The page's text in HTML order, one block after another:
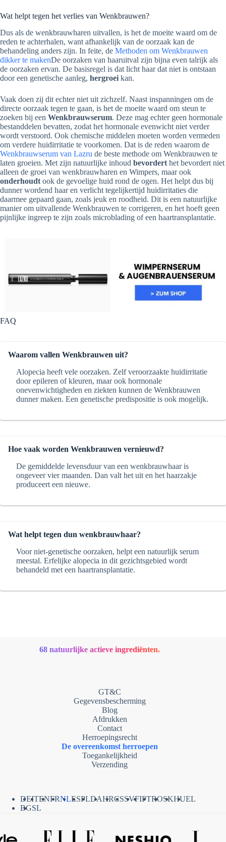
Wat helpt tegen het verlies van Wenkbrauwen?
Dus als de wenkbrauwharen uitvallen, is het de moeite waard om de
reden te achterhalen, want afhankelijk van de oorzaak kan de
behandeling anders zijn. In feite, de Methoden om Wenkbrauwen
dikker te makenDe oorzaken van haaruitval zijn bijna even talrijk als
de oorzaken ervan. De basisregel is dat licht haar dat niet is ontstaan
door een genetische aanleg, hergroei kan.
Vaak doen zij dit echter niet uit zichzelf. Naast inspanningen om de
directe oorzaak tegen te gaan, is het de moeite waard om steun te
zoeken bij een Wenkbrauwserum. Deze mag echter geen hormonale
bestanddelen bevatten, zodat het hormonale evenwicht niet verder
wordt verstoord. Ook chemische middelen moeten worden vermeden
om verdere huidirritatie te voorkomen. Dat is de reden waarom de
Wenkbrauwserum van Lazru de beste methode om Wenkbrauwen te
laten groeien. Met zijn natuurlijke inhoud bevordert het bevordert niet
alleen de groei van wenkbrauwharen en Wimpers, maar ook
onderhoudt ook de gevoelige huid rond de ogen. Het helpt dus bij
dunner wordend haar en verlicht tegelijkertijd huidirritaties die
daarmee gepaard gaan, zoals jeuk en roodheid. Dit is een natuurlijke
manier om uitvallende Wenkbrauwen te corrigeren, en het hoeft geen
pijnlijke ingreep te zijn zoals microblading of een haartransplantatie.
FAQ
Waarom vallen Wenkbrauwen uit?
Alopecia heeft vele oorzaken. Zelf veroorzaakte huidirritatie
door epileren of kleuren, maar ook hormonale
onevenwichtigheden en ziekten kunnen de Wenkbrauwen
dunner maken. Een genetische predispositie is ook mogelijk.
Hoe vaak worden Wenkbrauwen vernieuwd?
De gemiddelde levensduur van een wenkbrauwhaar is
ongeveer vier maanden. Dan valt het uit en het haarzakje
produceert een nieuwe.
Wat helpt tegen dun wenkbrauwhaar?
Voor niet-genetische oorzaken, helpt een natuurlijk serum
meestal. Erfelijke alopecia in dit gezichtsgebied wordt
behandeld met een haartransplantatie.
68 natuurlijke actieve ingrediënten.
GT&C
Gegevensbescherming
Blog
Afdrukken
Contact
Herroepingsrecht
De overeenkomst herroepen
Toegankelijkheid
Verzending
DEITENFRNLESPLDAHRCSSVFIPTROSKHUEL
BGSL